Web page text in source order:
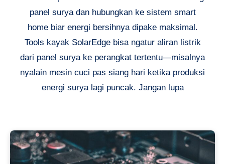
panel surya dan hubungkan ke sistem smart
home biar energi bersihnya dipake maksimal.
Tools kayak SolarEdge bisa ngatur aliran listrik
dari panel surya ke perangkat tertentu—misalnya
nyalain mesin cuci pas siang hari ketika produksi
energi surya lagi puncak. Jangan lupa